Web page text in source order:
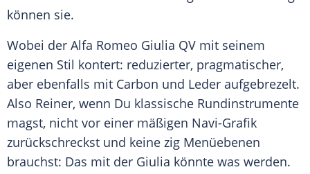
können sie.
Wobei der Alfa Romeo Giulia QV mit seinem
eigenen Stil kontert: reduzierter, pragmatischer,
aber ebenfalls mit Carbon und Leder aufgebrezelt.
Also Reiner, wenn Du klassische Rundinstrumente
magst, nicht vor einer mäßigen Navi-Grafik
zurückschreckst und keine zig Menüebenen
brauchst: Das mit der Giulia könnte was werden.